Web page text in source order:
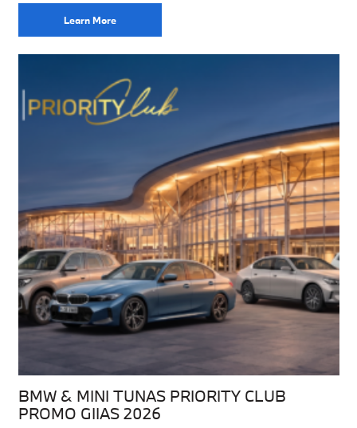
Learn More
BMW & MINI TUNAS PRIORITY CLUB
PROMO GIIAS 2026